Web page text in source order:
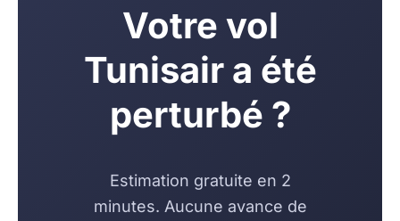
Votre vol
Tunisair a été
perturbé ?
Estimation gratuite en 2
minutes. Aucune avance de